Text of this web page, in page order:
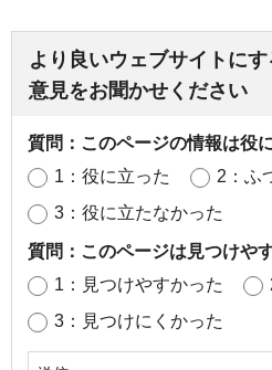
より良いウェブサイトに
意見をお聞かせください
質問：このページの情報は役
1：役に立った
2：ふ
3：役に立たなかった
質問：このページは見つけや
1：見つけやすかった
3：見つけにくかった